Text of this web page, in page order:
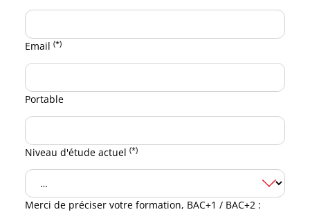
Email(*)
Portable
Niveau d'étude actuel(*)
Merci de préciser votre formation, BAC+1 / BAC+2 :